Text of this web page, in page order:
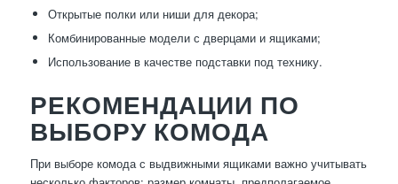
Открытые полки или ниши для декора;
Комбинированные модели с дверцами и ящиками;
Использование в качестве подставки под технику.
РЕКОМЕНДАЦИИ ПО
ВЫБОРУ КОМОДА
При выборе комода с выдвижными ящиками важно учитывать